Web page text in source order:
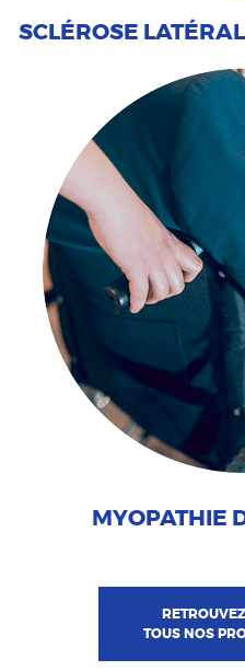
SCLÉROSE
MYOPATHIE
TOUS NOS